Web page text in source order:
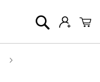
Søk